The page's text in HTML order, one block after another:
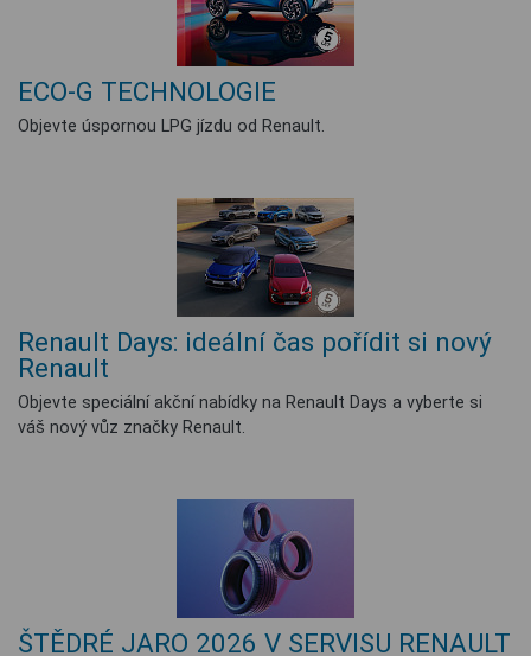
ECO-G TECHNOLOGIE
Objevte úspornou LPG jízdu od Renault.
Renault Days: ideální čas pořídit si nový
Renault
Objevte speciální akční nabídky na Renault Days a vyberte si
váš nový vůz značky Renault.
ŠTĚDRÉ JARO 2026 V SERVISU RENAULT